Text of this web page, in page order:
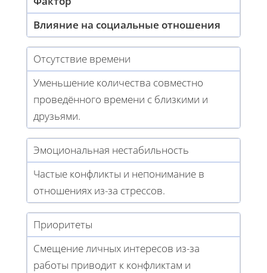
Влияние на социальные отношения
Отсутствие времени
Уменьшение количества совместно
проведённого времени с близкими и
друзьями.
Эмоциональная нестабильность
Частые конфликты и непонимание в
отношениях из-за стрессов.
Приоритеты
Смещение личных интересов из-за
работы приводит к конфликтам и